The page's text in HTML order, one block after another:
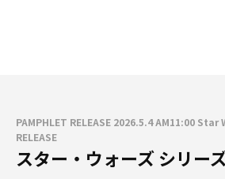
PAMPHLET RELEASE 2026.5.4 AM11:00 Star
RELEASE
スター・ウォーズ シリー